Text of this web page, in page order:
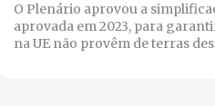
O Plenário aprovou a
aprovada em 2023, para
na UE não provêm de terras